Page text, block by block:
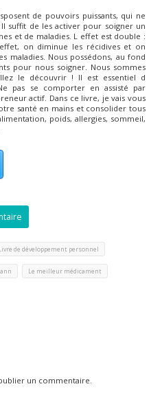
de pouvoirs puissants, qui ne
suffit de les activer pour soigner un
et de maladies. L effet est double :
on diminue les récidives et on
maladies. Nous possédons, au fond
pour nous soigner. Nous sommes
le découvrir ! Il est essentiel d
pas se comporter en assisté par
actif. Dans ce livre, je vais vous
santé en mains et consolider tous
poids, allergies, sommeil,
de développement personnel
Le meilleur médicament
un commentaire.